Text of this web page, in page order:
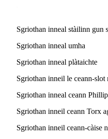
Sgriothan inneal stàilinn gun
Sgriothan inneal umha
Sgriothan inneal plàtaichte
Sgriothan inneil le ceann-slot
Sgriothan inneal ceann
Sgriothan inneil ceann Torx
Sgriothan inneil ceann-càise